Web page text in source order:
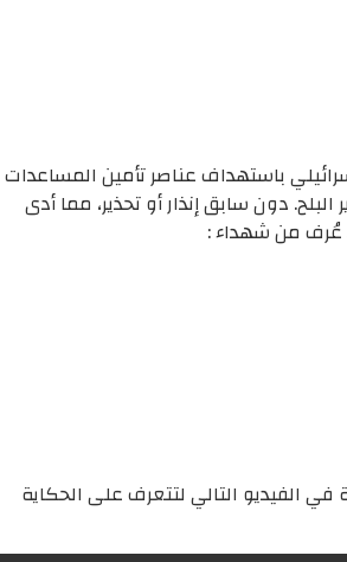
باستهداف عناصر تأمين المساعدات
دون سابق إنذار أو تحذير، مما أدى
الفيديو التالي لتتعرف على الحكاية